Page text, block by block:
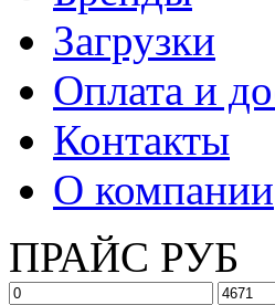
Загрузки
Оплата и
Контакты
О компании
ПРАЙС РУБ